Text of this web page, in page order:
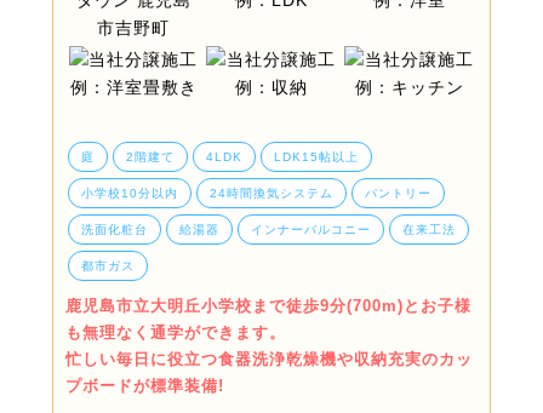
庭 2階建て 4LDK LDK15帖以上
小学校10分以内 24時間換気システム パントリー
洗面化粧台 給湯器 インナーバルコニー 在来工法
都市ガス
鹿児島市立大明丘小学校まで徒歩9分(700m)とお子様
も無理なく通学ができます。
忙しい毎日に役立つ食器洗浄乾燥機や収納充実のカッ
プボードが標準装備!